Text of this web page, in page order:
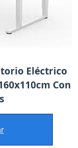
Eléctrico
Con